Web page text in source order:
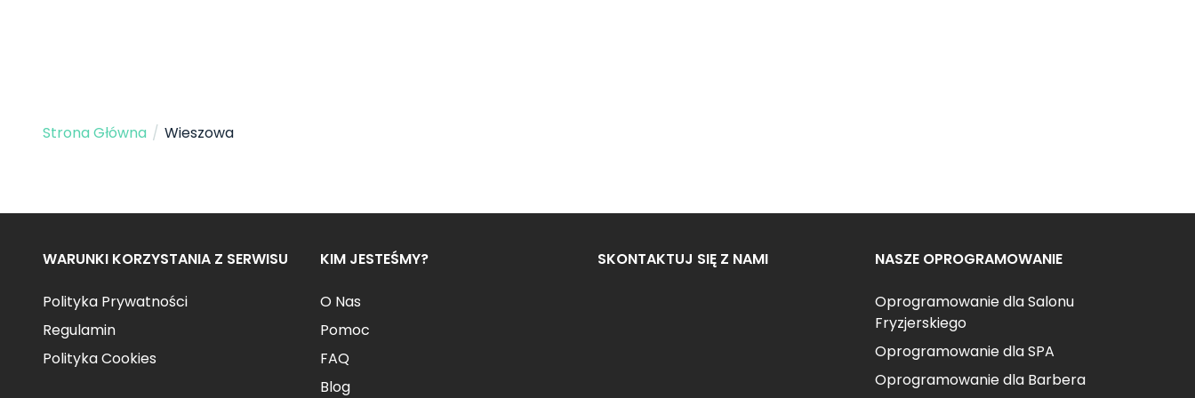
Strona Główna / Wieszowa
WARUNKI KORZYSTANIA Z SERWISU
Polityka Prywatności
Regulamin
Polityka Cookies
KIM JESTEŚMY?
O Nas
Pomoc
FAQ
Blog
SKONTAKTUJ SIĘ Z NAMI NASZE OPROGRAMOWANIE
Oprogramowanie dla Salonu
Fryzjerskiego
Oprogramowanie dla SPA
Oprogramowanie dla Barbera